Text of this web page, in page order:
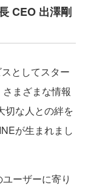
CEO 出澤剛
としてスター
まざまな情報
切な人との絆を
が生まれまし
ーザーに寄り